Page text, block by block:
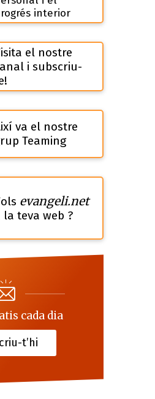
interior
el nostre
i subscriu-
va el nostre
Teaming
evangeli.net
la teva web ?
cada dia
t’hi